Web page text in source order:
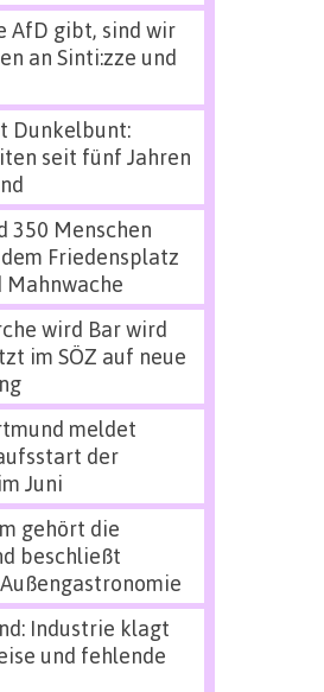
AfD gibt, sind wir
an Sinti:zze und
Dunkelbunt:
seit fünf Jahren
350 Menschen
Friedensplatz
Mahnwache
wird Bar wird
im SÖZ auf neue
meldet
der
Juni
gehört die
beschließt
Industrie klagt
und fehlende